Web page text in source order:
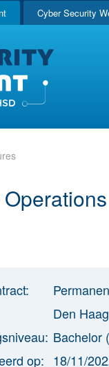
Cyber Security
Den Haag
Bachelor
op: 18/11/